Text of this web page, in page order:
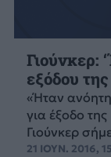
Γιούνκερ:
εξόδου
«Ήταν
για έξοδο
Γιούνκερ
21 ΙΟΥΝ. 2016,